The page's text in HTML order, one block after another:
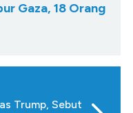
Gaza, 18 Orang
Trump, Sebut